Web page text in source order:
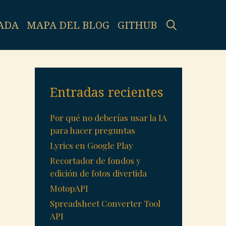
MAPA DEL BLOG GITHUB
Entradas recientes
Por qué no deberías usar la IA
para hacer preguntas
Lyrics en Google Play
Recortador de fondos y
edición de fotos divertida
MotopAPI
Spreadsheet Converter Tool
API